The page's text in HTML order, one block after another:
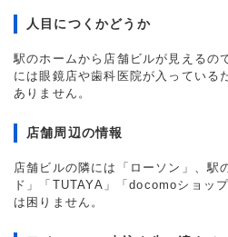
人目につくかどうか
駅のホームから店舗ビルが見えるの
には眼鏡店や歯科医院が入っている
ありません。
店舗周辺の情報
店舗ビルの隣には「ローソン」、駅
ド」「TUTAYA」「docomoショッ
は困りません。